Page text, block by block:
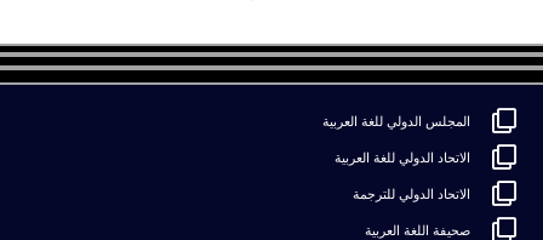
المجلس الدولي للغة العربية
الاتحاد الدولي للغة العربية
الاتحاد الدولي للترجمة
صحيفة اللغة العربية